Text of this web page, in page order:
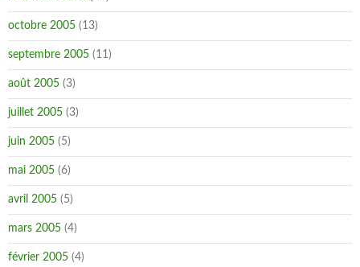
octobre 2005 (13)
septembre 2005 (11)
août 2005 (3)
juillet 2005 (3)
juin 2005 (5)
mai 2005 (6)
avril 2005 (5)
mars 2005 (4)
février 2005 (4)